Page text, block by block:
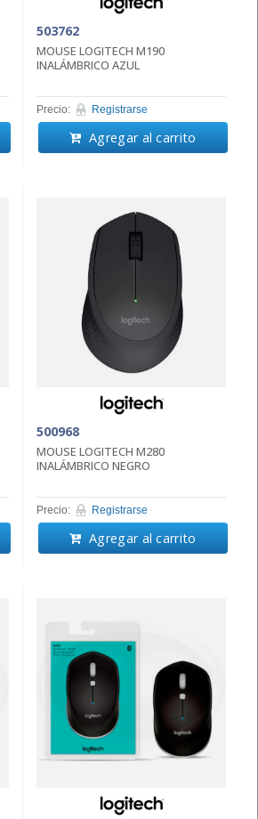
503762
MOUSE LOGITECH M190
INALÁMBRICO AZUL
Precio: Registrarse
Agregar al carrito
500968
MOUSE LOGITECH M280
INALÁMBRICO NEGRO
Precio: Registrarse
Agregar al carrito